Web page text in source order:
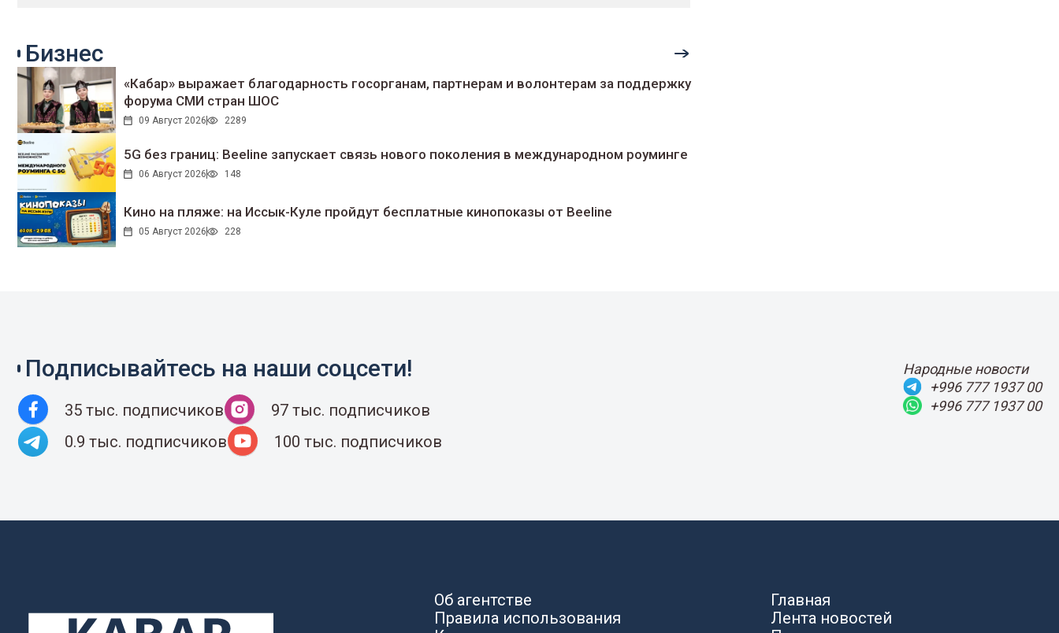
Бизнес
«Кабар» выражает благодарность госорганам, партнерам и волонтерам за поддержку
форума СМИ стран ШОС
09 Август 2026 2289
5G без границ: Beeline запускает связь нового поколения в международном роуминге
06 Август 2026 148
Кино на пляже: на Иссык-Куле пройдут беcплатные кинопоказы от Beeline
05 Август 2026 228
Подписывайтесь на наши соцсети!
35 тыс. подписчиков
97 тыс. подписчиков
0.9 тыс. подписчиков
100 тыс. подписчиков
Народные новости
+996 777 1937 00
+996 777 1937 00
Об агентстве
Правила использования
Главная
Лента новостей